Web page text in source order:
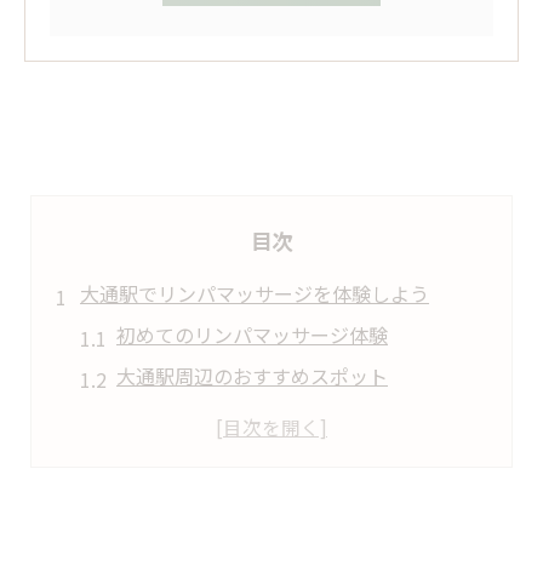
目次
大通駅でリンパマッサージを体験しよう
初めてのリンパマッサージ体験
大通駅周辺のおすすめスポット
心身のリフレッシュを大通駅で